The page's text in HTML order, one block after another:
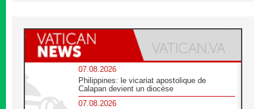
07.08.2026
Philippines: le vicariat apostolique de
Calapan devient un diocèse
07.08.2026